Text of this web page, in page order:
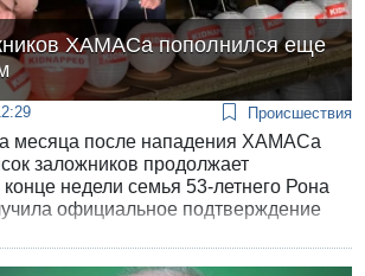
ХАМАСа пополнился еще
Происшествия
месяца после нападения ХАМАСа
заложников продолжает
недели семья 53-летнего Рона
официальное подтверждение